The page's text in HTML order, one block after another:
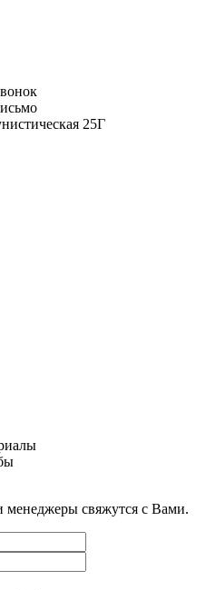
25Г
свяжутся с Вами.